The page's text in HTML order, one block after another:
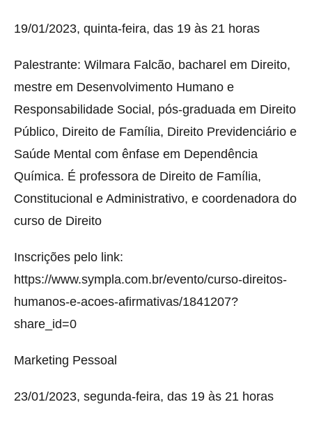
19/01/2023, quinta-feira, das 19 às 21 horas
Palestrante: Wilmara Falcão, bacharel em Direito,
mestre em Desenvolvimento Humano e
Responsabilidade Social, pós-graduada em Direito
Público, Direito de Família, Direito Previdenciário e
Saúde Mental com ênfase em Dependência
Química. É professora de Direito de Família,
Constitucional e Administrativo, e coordenadora do
curso de Direito
Inscrições pelo link:
https://www.sympla.com.br/evento/curso-direitos-
humanos-e-acoes-afirmativas/1841207?
share_id=0
Marketing Pessoal
23/01/2023, segunda-feira, das 19 às 21 horas